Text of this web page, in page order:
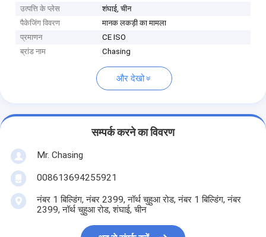
उत्पत्ति के प्लेस
शंघाई, चीन
पैकेजिंग विवरण
मानक लकड़ी का मामला
प्रमाणन
CE ISO
ब्रांड नाम
Chasing
और देखो
सम्पर्क करने का विवरण
Mr. Chasing
008613694255921
नंबर 1 बिल्डिंग, नंबर 2399, नॉर्थ चुहुआ रोड, नंबर 1 बिल्डिंग, नंबर
2399, नॉर्थ चुहुआ रोड, शंघाई, चीन